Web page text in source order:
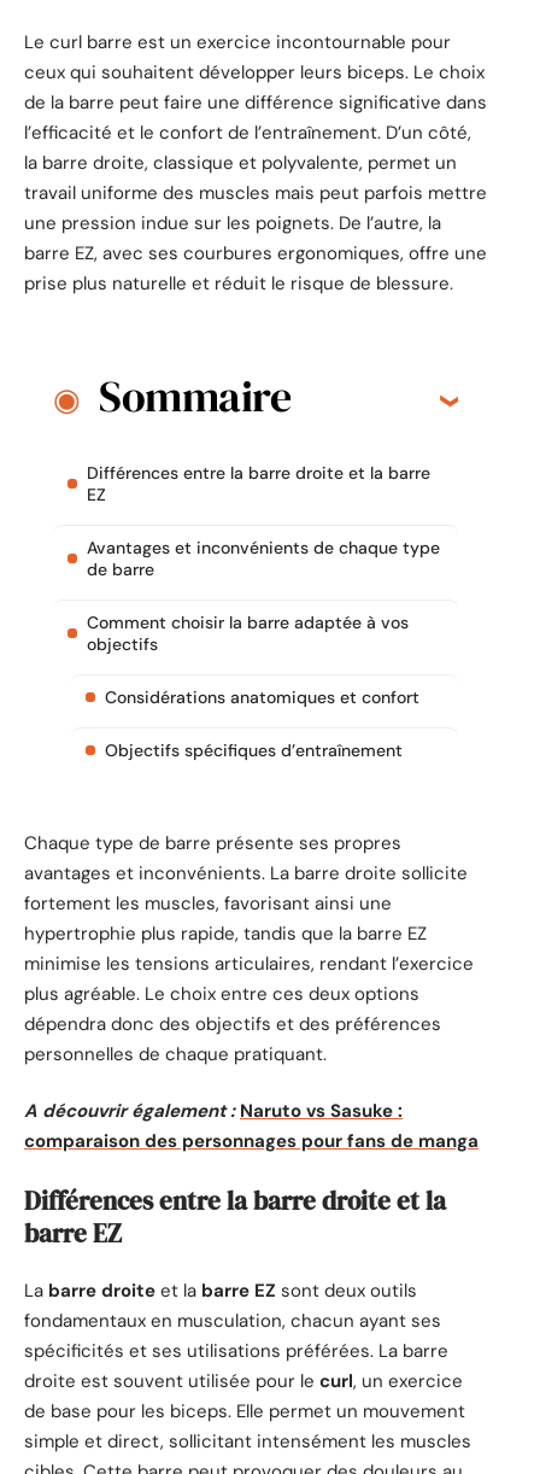
Le curl barre est un exercice incontournable pour
ceux qui souhaitent développer leurs biceps. Le choix
de la barre peut faire une différence significative dans
l’efficacité et le confort de l’entraînement. D’un côté,
la barre droite, classique et polyvalente, permet un
travail uniforme des muscles mais peut parfois mettre
une pression indue sur les poignets. De l’autre, la
barre EZ, avec ses courbures ergonomiques, offre une
prise plus naturelle et réduit le risque de blessure.
Sommaire
Différences entre la barre droite et la barre
EZ
Avantages et inconvénients de chaque type
de barre
Comment choisir la barre adaptée à vos
objectifs
Considérations anatomiques et confort
Objectifs spécifiques d’entraînement
Chaque type de barre présente ses propres
avantages et inconvénients. La barre droite sollicite
fortement les muscles, favorisant ainsi une
hypertrophie plus rapide, tandis que la barre EZ
minimise les tensions articulaires, rendant l’exercice
plus agréable. Le choix entre ces deux options
dépendra donc des objectifs et des préférences
personnelles de chaque pratiquant.
A découvrir également : Naruto vs Sasuke :
comparaison des personnages pour fans de manga
Différences entre la barre droite et la
barre EZ
La barre droite et la barre EZ sont deux outils
fondamentaux en musculation, chacun ayant ses
spécificités et ses utilisations préférées. La barre
droite est souvent utilisée pour le curl, un exercice
de base pour les biceps. Elle permet un mouvement
simple et direct, sollicitant intensément les muscles